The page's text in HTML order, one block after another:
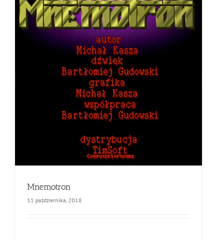
Mnemotron
11 października, 2018